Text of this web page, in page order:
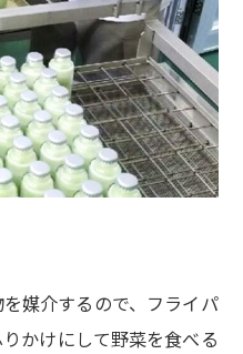
媒介するので、フライパ
かけにして野菜を食べる